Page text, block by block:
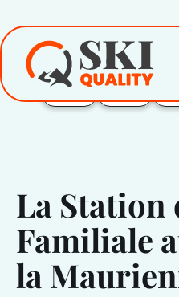
La Station
Familiale
la